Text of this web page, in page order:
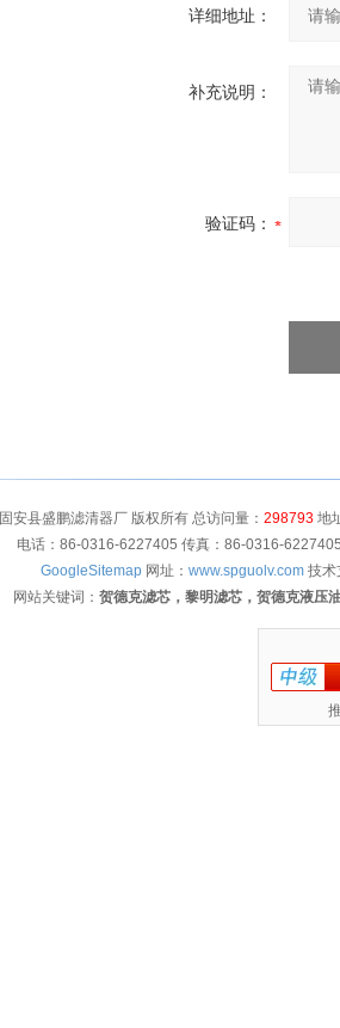
详细地址：
补充说明：
验证码：
固安县盛鹏滤清器厂 版权所有 总访问量： 298793地
电话：86-0316-6227405 传真：86-0316-
GoogleSitemap 网址： www.spguolv.com 技术
网站关键词： 贺德克滤芯，黎明滤芯，贺德克液压